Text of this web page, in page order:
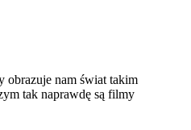
obrazuje nam świat takim
tak naprawdę są filmy